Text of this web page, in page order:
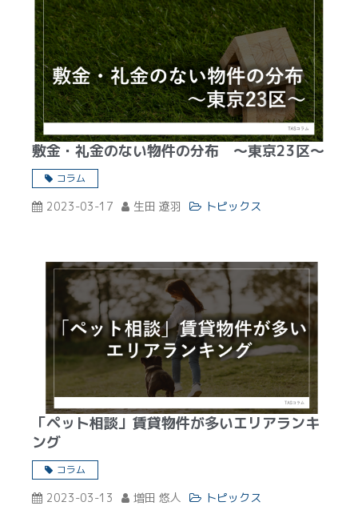
敷金・礼金のない物件の分布 ～東京23区～
コラム
2023-03-17 生田 遼羽 トピックス
「ペット相談」賃貸物件が多いエリアランキ
ング
コラム
2023-03-13 増田 悠人 トピックス